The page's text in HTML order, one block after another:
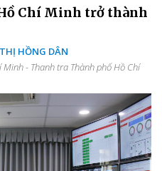
Chí Minh trở thành
HỒNG DÂN
- Thanh tra Thành phố Hồ Chí